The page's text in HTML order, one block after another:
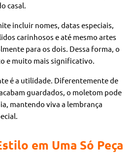
casal.
incluir nomes, datas especiais,
carinhosos e até mesmo artes
para os dois. Dessa forma, o
e muito mais significativo.
é a utilidade. Diferentemente de
guardados, o moletom pode
mantendo viva a lembrança
em Uma Só Peça